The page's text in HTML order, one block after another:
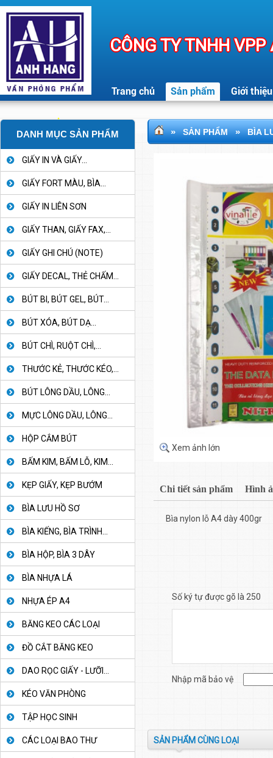
CÔNG TY TNHH
Trang chủ Sản phẩm Giới thiệu
DANH MỤC SẢN PHẨM
GIẤY IN VÀ GIẤY...
GIẤY FORT MÀU, BÌA...
GIẤY IN LIÊN SƠN
GIẤY THAN, GIẤY FAX,...
GIẤY GHI CHÚ (NOTE)
GIẤY DECAL, THẺ CHẤM...
BÚT BI, BÚT GEL, BÚT...
BÚT XÓA, BÚT DẠ...
BÚT CHÌ, RUỘT CHÌ,...
THƯỚC KẺ, THƯỚC KÉO,...
BÚT LÔNG DẦU, LÔNG...
MỰC LÔNG DẦU, LÔNG...
HỘP CẮM BÚT
BẤM KIM, BẤM LỖ, KIM...
KẸP GIẤY, KẸP BƯỚM
BÌA LƯU HỒ SƠ
BÌA KIẾNG, BÌA TRÌNH...
BÌA HỘP, BÌA 3 DÂY
BÌA NHỰA LÁ
NHỰA ÉP A4
BĂNG KEO CÁC LOẠI
ĐỒ CẮT BĂNG KEO
DAO RỌC GIẤY - LƯỠI...
KÉO VĂN PHÒNG
TẬP HỌC SINH
CÁC LOẠI BAO THƯ
» SẢN PHẨM » BÌA
Xem ảnh lớn
Chi tiết sản phẩm Hình
Bìa nylon lỗ A4 dày 400gr
Số ký tự được gõ là 250
Nhập mã bảo vệ
SẢN PHẨM CÙNG LOẠI